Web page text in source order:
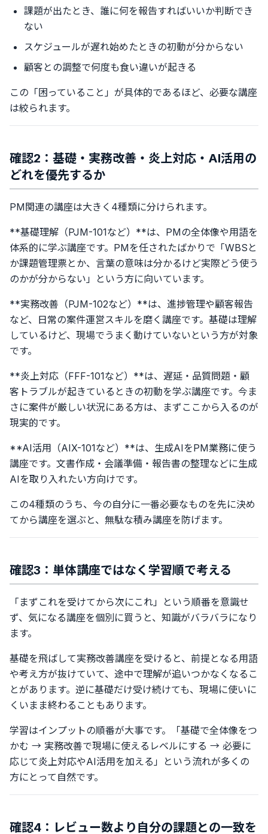
課題が出たとき、誰に何を報告すればいいか判断でき
ない
スケジュールが遅れ始めたときの初動が分からない
顧客との調整で何度も食い違いが起きる
この「困っていること」が具体的であるほど、必要な講座
は絞られます。
確認2：基礎・実務改善・炎上対応・AI活用の
どれを優先するか
PM関連の講座は大きく4種類に分けられます。
**基礎理解（PJM-101など）**は、PMの全体像や用語を
体系的に学ぶ講座です。PMを任されたばかりで「WBSと
か課題管理票とか、言葉の意味は分かるけど実際どう使う
のかが分からない」という方に向いています。
**実務改善（PJM-102など）**は、進捗管理や顧客報告
など、日常の案件運営スキルを磨く講座です。基礎は理解
しているけど、現場でうまく動けていないという方が対象
です。
**炎上対応（FFF-101など）**は、遅延・品質問題・顧
客トラブルが起きているときの初動を学ぶ講座です。今ま
さに案件が厳しい状況にある方は、まずここから入るのが
現実的です。
**AI活用（AIX-101など）**は、生成AIをPM業務に使う
講座です。文書作成・会議準備・報告書の整理などに生成
AIを取り入れたい方向けです。
この4種類のうち、今の自分に一番必要なものを先に決め
てから講座を選ぶと、無駄な積み講座を防げます。
確認3：単体講座ではなく学習順で考える
「まずこれを受けてから次にこれ」という順番を意識せ
ず、気になる講座を個別に買うと、知識がバラバラになり
ます。
基礎を飛ばして実務改善講座を受けると、前提となる用語
や考え方が抜けていて、途中で理解が追いつかなくなるこ
とがあります。逆に基礎だけ受け続けても、現場に使いに
くいまま終わることもあります。
学習はインプットの順番が大事です。「基礎で全体像をつ
かむ → 実務改善で現場に使えるレベルにする → 必要に
応じて炎上対応やAI活用を加える」という流れが多くの
方にとって自然です。
確認4：レビュー数より自分の課題との一致を